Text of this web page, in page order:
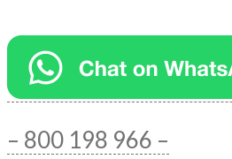
– 800 198 966 –